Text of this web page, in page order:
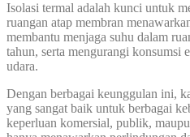
Isolasi termal adalah kunci untuk
ruangan atap membran
membantu menjaga suhu dalam
tahun, serta mengurangi konsumsi
udara.
Dengan berbagai keunggulan ini,
yang sangat baik untuk berbagai
keperluan komersial, publik,